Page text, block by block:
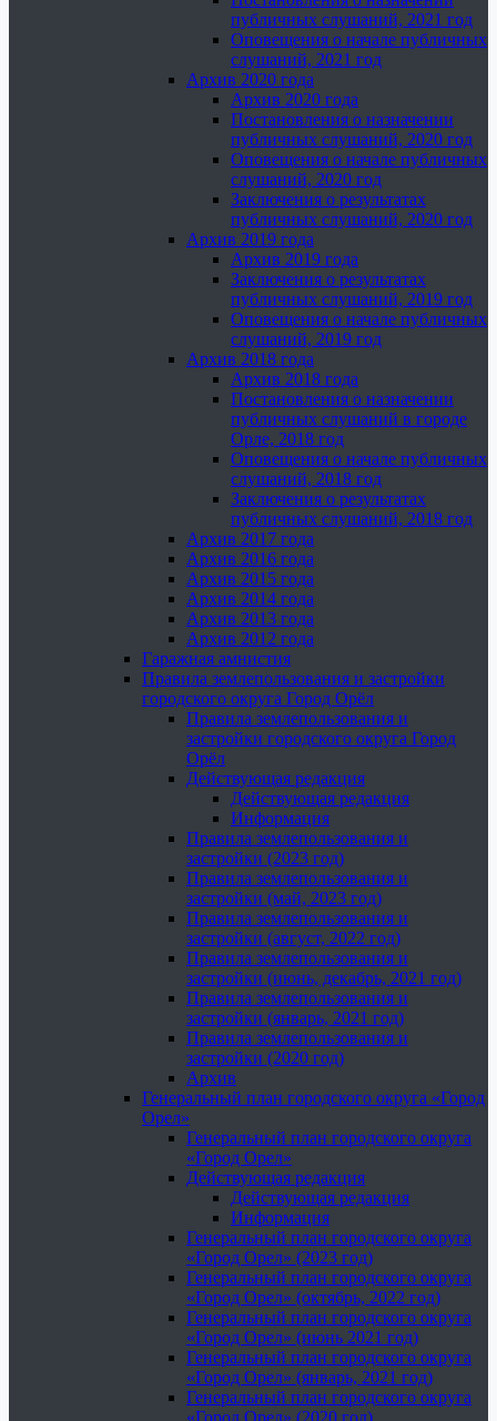
публичных слушаний, 2021 год
Оповещения о начале публичных
слушаний, 2021 год
Архив 2020 года
Архив 2020 года
Постановления о назначении
публичных слушаний, 2020 год
Оповещения о начале публичных
слушаний, 2020 год
Заключения о результатах
публичных слушаний, 2020 год
Архив 2019 года
Архив 2019 года
Заключения о результатах
публичных слушаний, 2019 год
Оповещения о начале публичных
слушаний, 2019 год
Архив 2018 года
Архив 2018 года
Постановления о назначении
публичных слушаний в городе
Орле, 2018 год
Оповещения о начале публичных
слушаний, 2018 год
Заключения о результатах
публичных слушаний, 2018 год
Архив 2017 года
Архив 2016 года
Архив 2015 года
Архив 2014 года
Архив 2013 года
Архив 2012 года
Гаражная амнистия
Правила землепользования и застройки
городского округа Город Орёл
Правила землепользования и
застройки городского округа Город
Орёл
Действующая редакция
Действующая редакция
Информация
Правила землепользования и
застройки (2023 год)
Правила землепользования и
застройки (май, 2023 год)
Правила землепользования и
застройки (август, 2022 год)
Правила землепользования и
застройки (июнь, декабрь, 2021 год)
Правила землепользования и
застройки (январь, 2021 год)
Правила землепользования и
застройки (2020 год)
Архив
Генеральный план городского округа «Город
Орел»
Генеральный план городского округа
«Город Орел»
Действующая редакция
Действующая редакция
Информация
Генеральный план городского округа
«Город Орел» (2023 год)
Генеральный план городского округа
«Город Орел» (октябрь, 2022 год)
Генеральный план городского округа
«Город Орел» (июнь 2021 год)
Генеральный план городского округа
«Город Орел» (январь, 2021 год)
Генеральный план городского округа
«Город Орел» (2020 год)